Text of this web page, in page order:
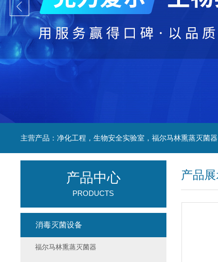
产品
产品中心
PRODUCTS
消毒灭菌设备
福尔马林熏蒸灭菌器